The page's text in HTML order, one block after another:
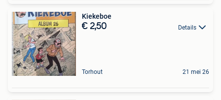
Kiekeboe
€ 2,50 Details
Torhout 21 mei 26